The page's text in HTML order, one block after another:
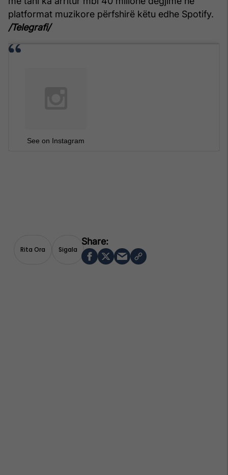
platformat muzikore përfshirë këtu edhe Spotify.
/Telegrafi/
See on Instagram
Rita Ora Sigala